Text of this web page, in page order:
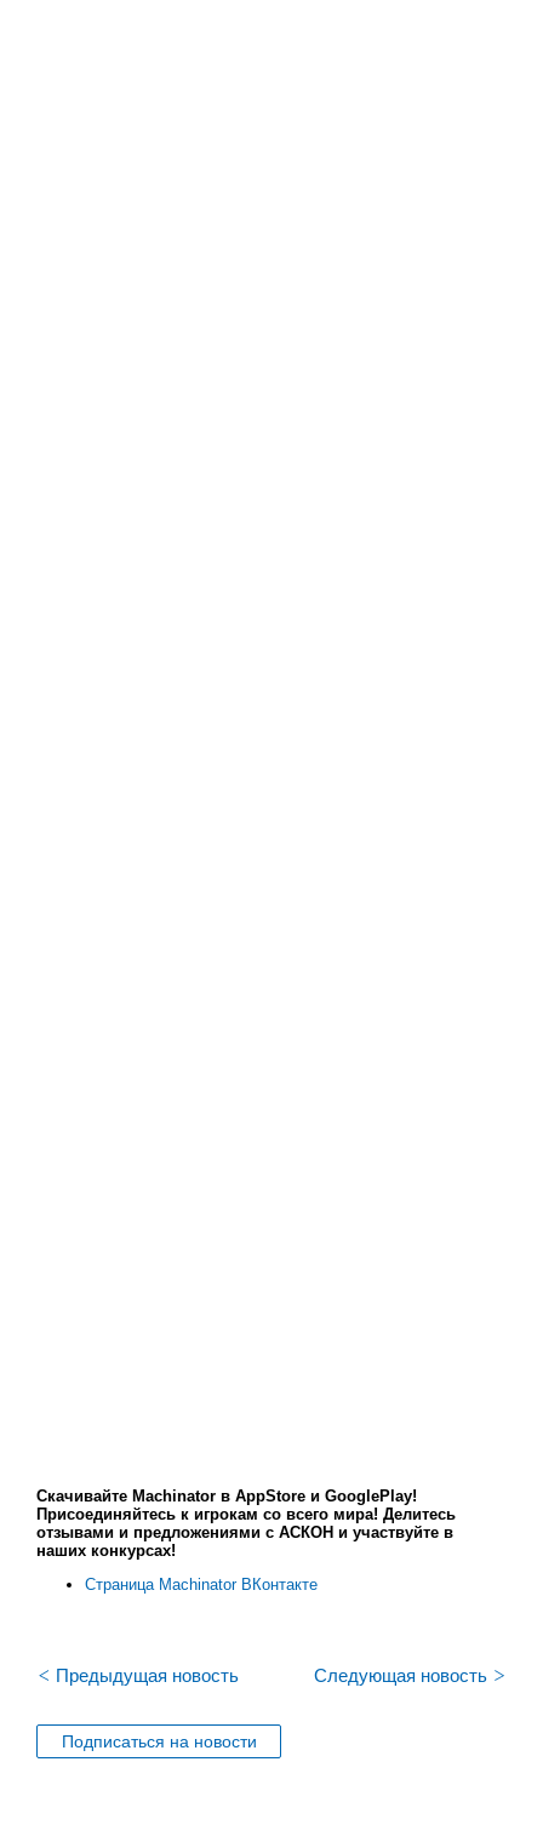
Скачивайте Machinator в AppStore и GooglePlay!
Присоединяйтесь к игрокам со всего мира! Делитесь
отзывами и предложениями с АСКОН и участвуйте в
наших конкурсах!
Страница Machinator ВКонтакте
< Предыдущая новость Следующая новость >
Подписаться на новости